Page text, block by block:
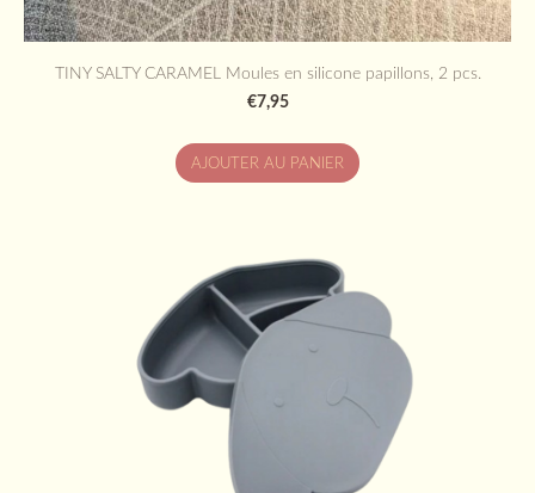
TINY SALTY CARAMEL Moules en silicone papillons, 2 pcs.
€7,95
AJOUTER AU PANIER